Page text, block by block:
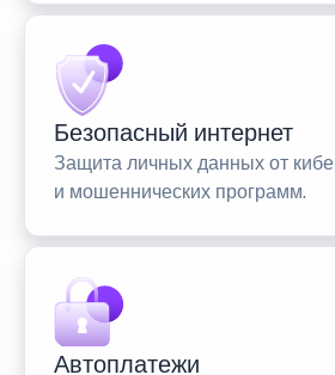
Безопасный интернет
Защита личных данных от
и мошеннических программ.
Автоплатежи